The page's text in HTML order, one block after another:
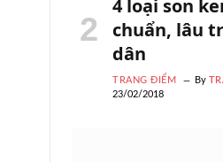
4 loại son
chuẩn, lâu
dân
TRANG ĐIỂM By
23/02/2018